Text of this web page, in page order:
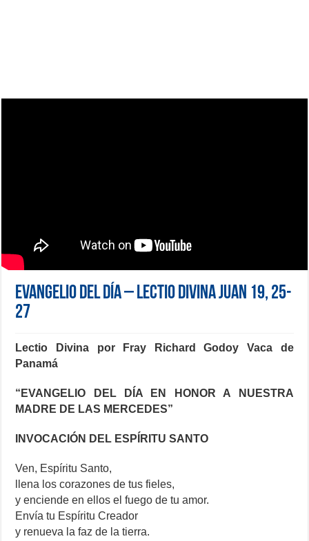
Evangelio del día – Lectio Divina Juan 19, 25-
27
Lectio Divina por Fray Richard Godoy Vaca de
Panamá
“EVANGELIO DEL DÍA EN HONOR A NUESTRA
MADRE DE LAS MERCEDES”
INVOCACIÓN DEL ESPÍRITU SANTO
Ven, Espíritu Santo,
llena los corazones de tus fieles,
y enciende en ellos el fuego de tu amor.
Envía tu Espíritu Creador
y renueva la faz de la tierra.